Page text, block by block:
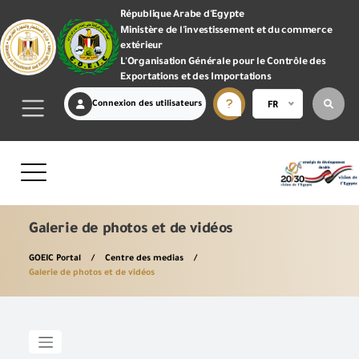
République Arabe d'Egypte
Ministère de l'investissement et du commerce
extérieur
L'Organisation Générale pour le Contrôle des
Exportations et des Importations
Connexion des utilisateurs FR
Galerie de photos et de vidéos
GOEIC Portal
Centre des medias
Galerie de photos et de vidéos